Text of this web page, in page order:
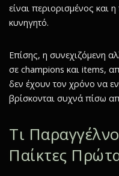
είναι περιορισμένος και
κυνηγητό.
Επίσης, η συνεχιζόμενη
σε champions και items,
δεν έχουν τον χρόνο να
βρίσκονται συχνά πίσω
Τι
Παίκτες